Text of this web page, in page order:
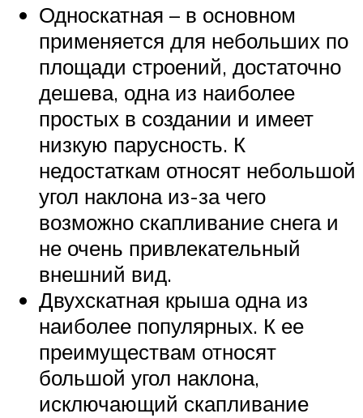
Односкатная – в основном
применяется для небольших по
площади строений, достаточно
дешева, одна из наиболее
простых в создании и имеет
низкую парусность. К
недостаткам относят небольшой
угол наклона из-за чего
возможно скапливание снега и
не очень привлекательный
внешний вид.
Двухскатная крыша одна из
наиболее популярных. К ее
преимуществам относят
большой угол наклона,
исключающий скапливание